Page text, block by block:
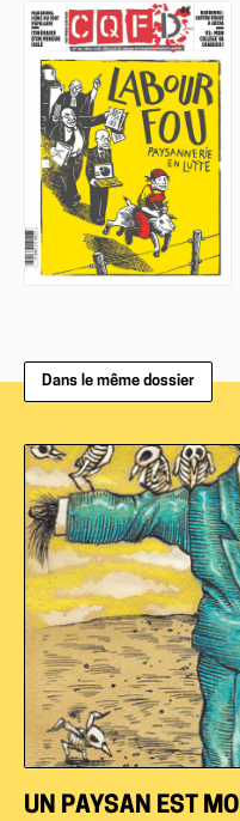
Dans le même dossier
UN PAYSAN EST